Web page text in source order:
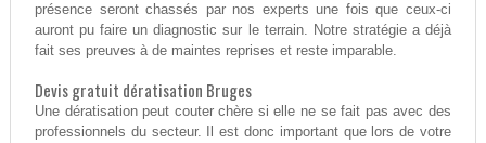
présence seront chassés par nos experts une fois que ceux-ci
auront pu faire un diagnostic sur le terrain. Notre stratégie a déjà
fait ses preuves à de maintes reprises et reste imparable.
Devis gratuit dératisation Bruges
Une dératisation peut couter chère si elle ne se fait pas avec des
professionnels du secteur. Il est donc important que lors de votre